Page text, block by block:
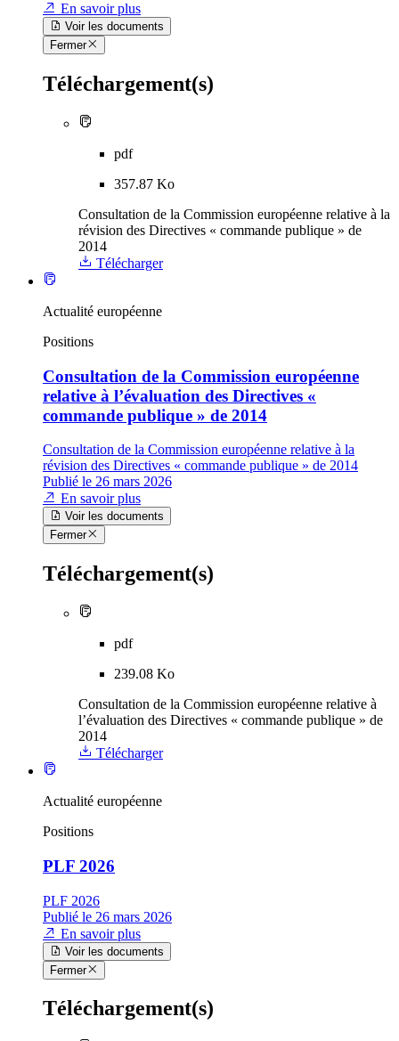
En savoir plus
Voir les documents
Fermer
Téléchargement(s)
pdf
357.87 Ko
Consultation de la Commission européenne relative à la
révision des Directives « commande publique » de
2014
Télécharger
Actualité européenne
Positions
Consultation de la Commission européenne
relative à l’évaluation des Directives «
commande publique » de 2014
Consultation de la Commission européenne relative à la
révision des Directives « commande publique » de 2014
Publié le 26 mars 2026
En savoir plus
Voir les documents
Fermer
Téléchargement(s)
pdf
239.08 Ko
Consultation de la Commission européenne relative à
l’évaluation des Directives « commande publique » de
2014
Télécharger
Actualité européenne
Positions
PLF 2026
PLF 2026
Publié le 26 mars 2026
En savoir plus
Voir les documents
Fermer
Téléchargement(s)